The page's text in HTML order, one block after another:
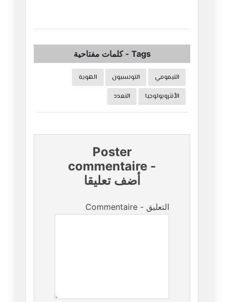
Tags
-كلمات مفتاحية
التيمومي التونسيون
الهوية
الأنثروبولوجيا
التعدد
Poster
commentaire -
أضف تعليقا
Commentaire - التعليق